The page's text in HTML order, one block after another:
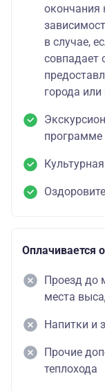
окончания
в случае,
совпадает
города
программе
Оплачивается
Проезд до
места
Напитки и
Прочие
теплохода